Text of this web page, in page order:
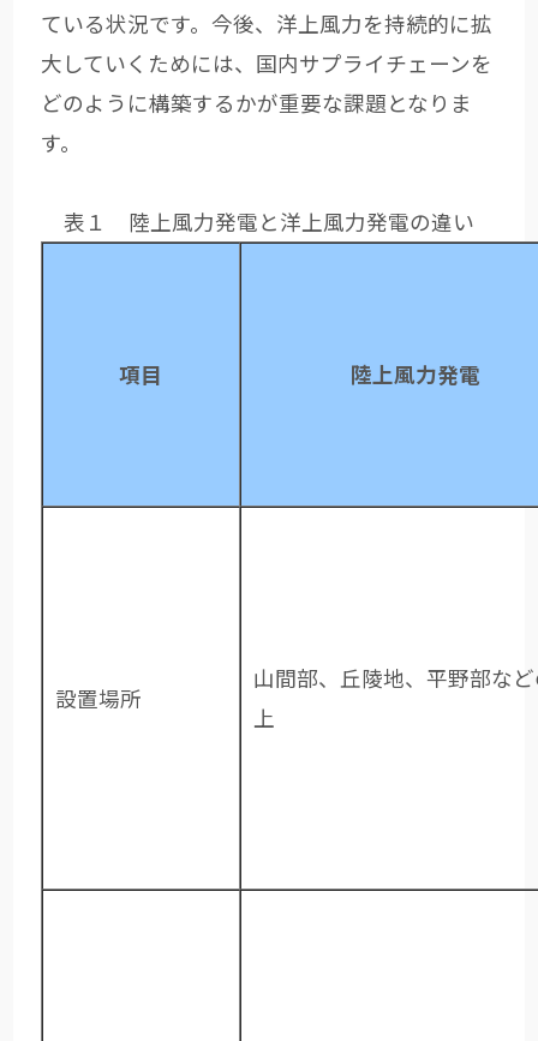
ている状況です。今後、洋上風力を持続的に拡
大していくためには、国内サプライチェーンを
どのように構築するかが重要な課題となりま
す。
表１ 陸上風力発電と洋上風力発電の違い
項目 陸上風力発電
設置場所
山間部、丘陵地、平野部な
上